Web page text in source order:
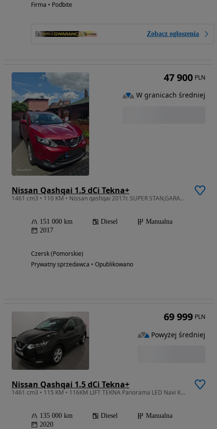
Firma • Podbite
Zobacz ogłoszenia
Nissan Qashqai 1.5 dCi Tekna+
1461 cm3 • 110 KM • Nissan qashqai 2017r. SUPER STAN,GARAŻOWANY
151 000 km Diesel
Manualna
2017
Czersk (Pomorskie)
Prywatny sprzedawca • Opublikowano
47 900 PLN
W granicach średniej
Nissan Qashqai 1.5 dCi Tekna+
1461 cm3 • 115 KM • 116KM LIFT TEKNA Panorama LED Navi Kamera Chrom Klimax2 FULL Zarej. Gw
135 000 km Diesel
Manualna
2020
69 999 PLN
Powyżej średniej